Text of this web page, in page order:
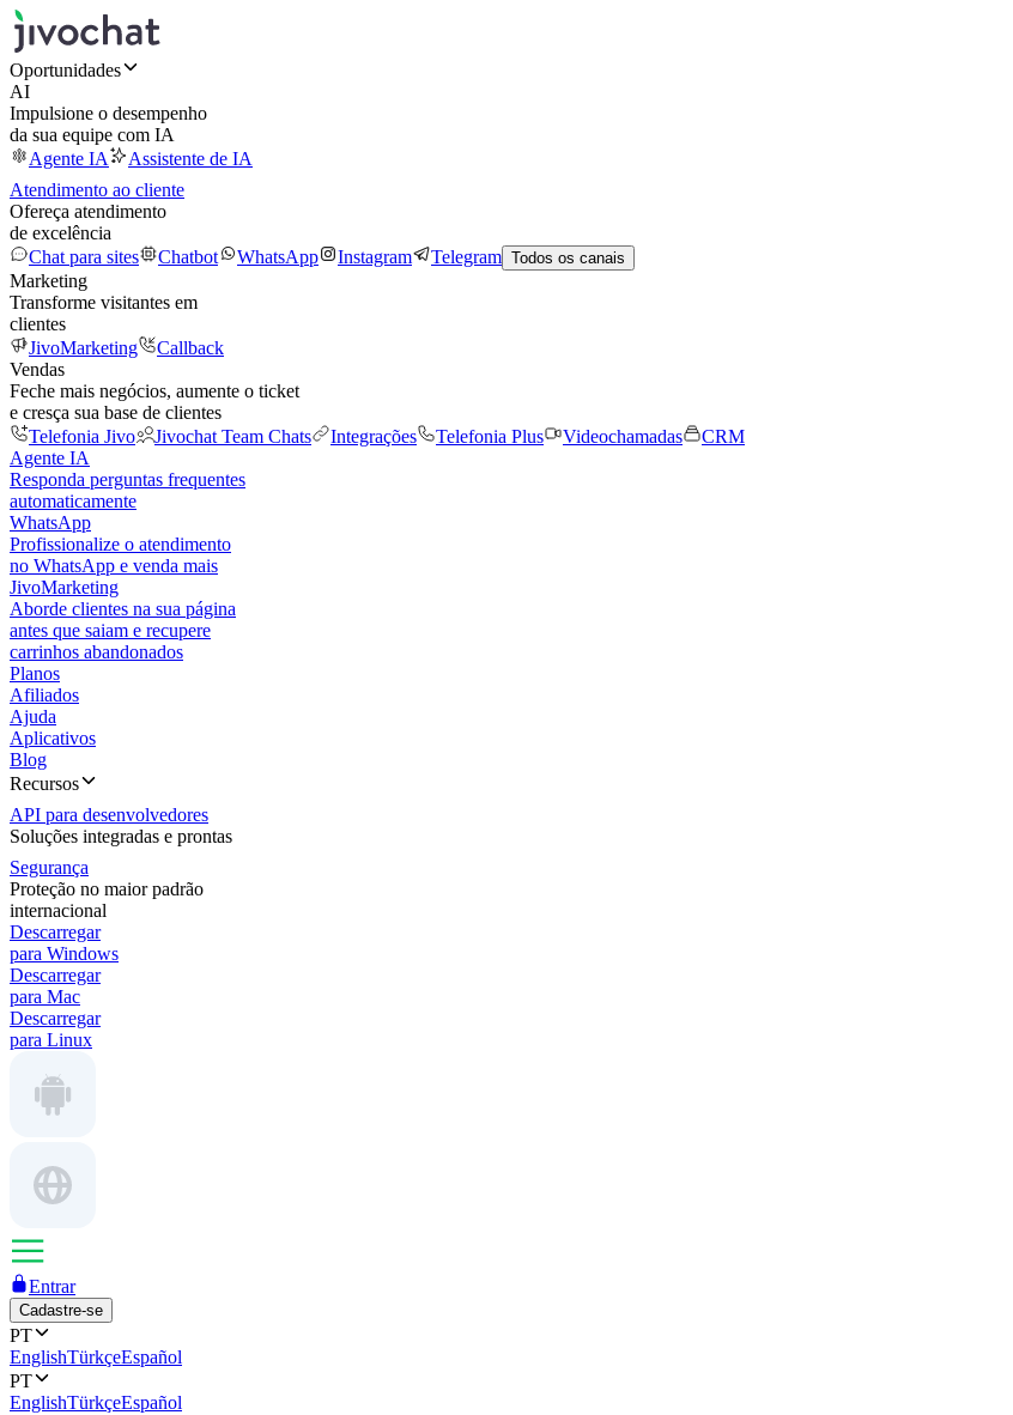
Oportunidades
AI
Impulsione o desempenho
da sua equipe com IA
Agente IA
Assistente de IA
Atendimento ao cliente
Ofereça atendimento
de excelência
Chat para sites
Chatbot WhatsApp Instagram Telegram Todos os canais
Marketing
Transforme visitantes em
clientes
JivoMarketing
Callback
Vendas
Feche mais negócios, aumente o ticket
e cresça sua base de clientes
Telefonia Jivo
Jivochat Team Chats Integrações Telefonia Plus Videochamadas
CRM
Agente IA
Responda perguntas frequentes
automaticamente
WhatsApp
Profissionalize o atendimento
no WhatsApp e venda mais
JivoMarketing
Aborde clientes na sua página
antes que saiam e recupere
carrinhos abandonados
Planos
Afiliados
Ajuda
Aplicativos
Blog
Recursos
API para desenvolvedores
Soluções integradas e prontas
Segurança
Proteção no maior padrão
internacional
Descarregar
para Windows
Descarregar
para Mac
Descarregar
para Linux
Entrar
Cadastre-se
PT
EnglishTürkçeEspañol
PT
EnglishTürkçeEspañol